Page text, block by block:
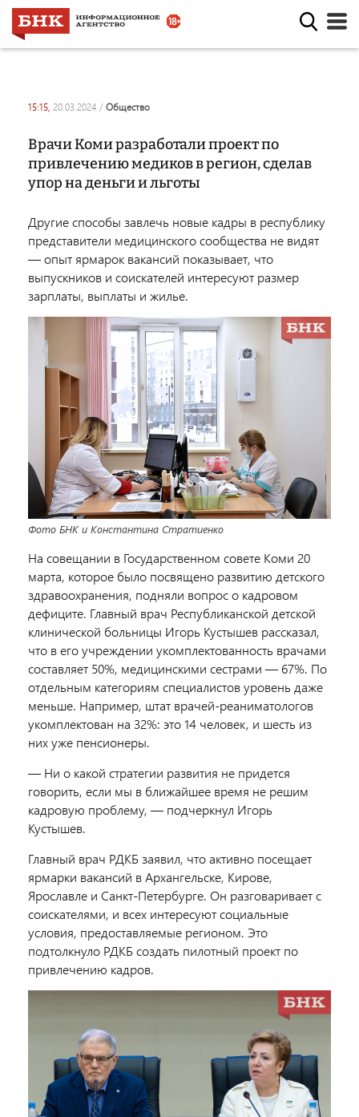
15:15, 20.03.2024 / общество
Врачи Коми разработали проект по
привлечению медиков в регион, сделав
упор на деньги и льготы
Другие способы завлечь новые кадры в республику
представители медицинского сообщества не видят
— опыт ярмарок вакансий показывает, что
выпускников и соискателей интересуют размер
зарплаты, выплаты и жилье.
Фото БНК и Константина Стратиенко
На совещании в Государственном совете Коми 20
марта, которое было посвящено развитию детского
здравоохранения, подняли вопрос о кадровом
дефиците. Главный врач Республиканской детской
клинической больницы Игорь Кустышев рассказал,
что в его учреждении укомплектованность врачами
составляет 50%, медицинскими сестрами — 67%. По
отдельным категориям специалистов уровень даже
меньше. Например, штат врачей-реаниматологов
укомплектован на 32%: это 14 человек, и шесть из
них уже пенсионеры.
— Ни о какой стратегии развития не придется
говорить, если мы в ближайшее время не решим
кадровую проблему, — подчеркнул Игорь
Кустышев.
Главный врач РДКБ заявил, что активно посещает
ярмарки вакансий в Архангельске, Кирове,
Ярославле и Санкт-Петербурге. Он разговаривает с
соискателями, и всех интересуют социальные
условия, предоставляемые регионом. Это
подтолкнуло РДКБ создать пилотный проект по
привлечению кадров.